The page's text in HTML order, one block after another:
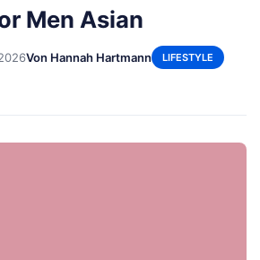
Men Asian
Von Hannah Hartmann LIFESTYLE